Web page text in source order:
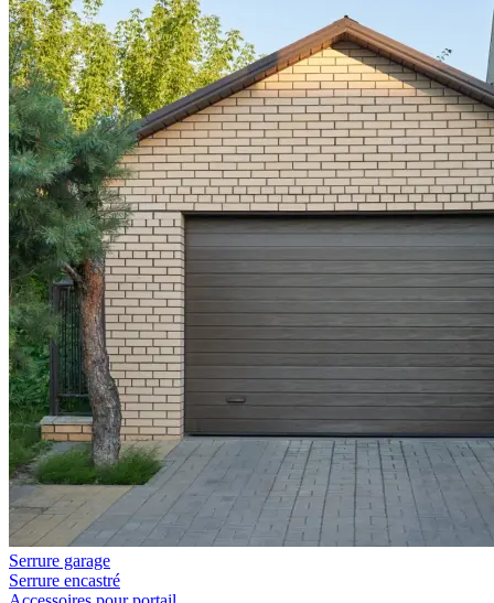
Serrure garage
Serrure encastré